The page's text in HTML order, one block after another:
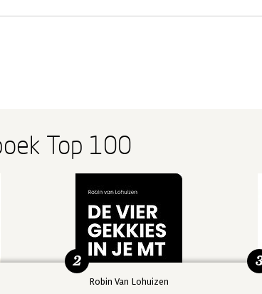
Top 100
Robin Van Lohuizen
2